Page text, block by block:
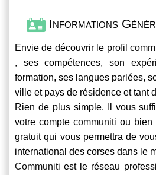
Informations
Envie de découvrir le profil
, ses compétences, son
formation, ses langues parlées,
ville et pays de résidence et tant
Rien de plus simple. Il vous
votre compte communiti ou bien
gratuit qui vous permettra de
international des corses dans le
Communiti est le réseau